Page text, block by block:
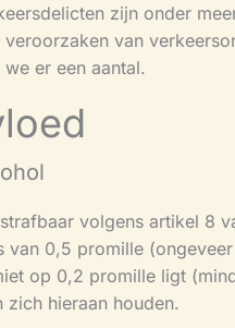
zijn onder
van
er een aantal.
volgens artikel 8
van 0,5 promille
op 0,2 promille ligt
hieraan houden.